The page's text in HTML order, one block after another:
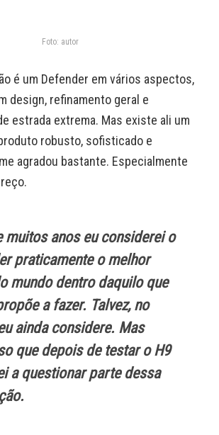
Foto: autor
é um Defender em vários aspectos,
design, refinamento geral e
estrada extrema. Mas existe ali um
robusto, sofisticado e
agradou bastante. Especialmente
muitos anos eu considerei o
praticamente o melhor
mundo dentro daquilo que
a fazer. Talvez, no
ainda considere. Mas
que depois de testar o H9
a questionar parte dessa